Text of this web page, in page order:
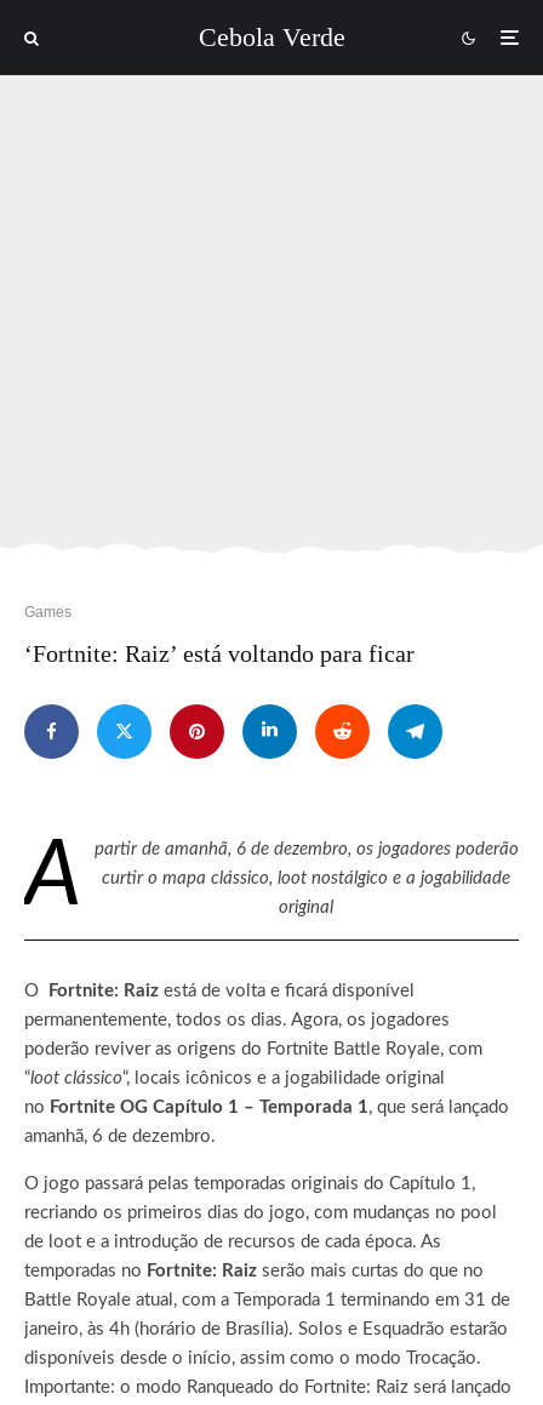
Cebola Verde
Games
‘Fortnite: Raiz’ está voltando para ficar
A
partir de amanhã, 6 de dezembro, os jogadores poderão
curtir o mapa clássico, loot nostálgico e a jogabilidade
original
O Fortnite: Raiz está de volta e ficará disponível
permanentemente, todos os dias. Agora, os jogadores
poderão reviver as origens do Fortnite Battle Royale, com
“loot clássico“, locais icônicos e a jogabilidade original
no Fortnite OG Capítulo 1 – Temporada 1, que será lançado
amanhã, 6 de dezembro.
O jogo passará pelas temporadas originais do Capítulo 1,
recriando os primeiros dias do jogo, com mudanças no pool
de loot e a introdução de recursos de cada época. As
temporadas no Fortnite: Raiz serão mais curtas do que no
Battle Royale atual, com a Temporada 1 terminando em 31 de
janeiro, às 4h (horário de Brasília). Solos e Esquadrão estarão
disponíveis desde o início, assim como o modo Trocação.
Importante: o modo Ranqueado do Fortnite: Raiz será lançado